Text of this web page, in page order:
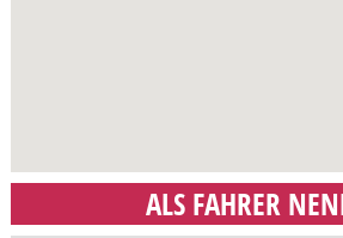
ALS FAHRER